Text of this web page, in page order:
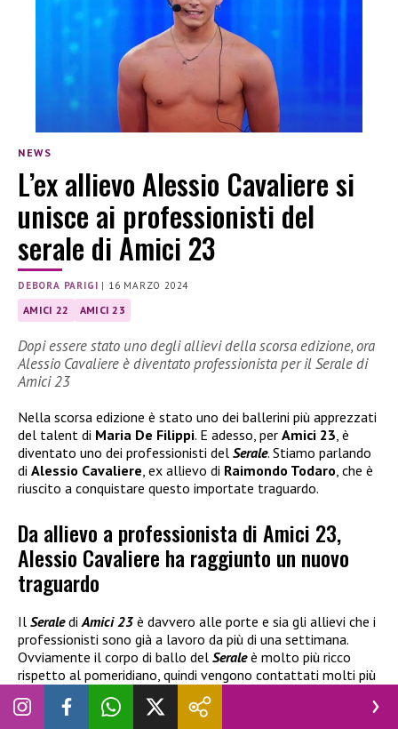
NEWS
L’ex allievo Alessio Cavaliere si
unisce ai professionisti del
serale di Amici 23
DEBORA PARIGI | 16 MARZO 2024
AMICI 22 AMICI 23
Dopi essere stato uno degli allievi della scorsa edizione, ora
Alessio Cavaliere è diventato professionista per il Serale di
Amici 23
Nella scorsa edizione è stato uno dei ballerini più apprezzati
del talent di Maria De Filippi. E adesso, per Amici 23 , è
diventato uno dei professionisti del Serale. Stiamo parlando
di Alessio Cavaliere , ex allievo di Raimondo Todaro , che è
riuscito a conquistare questo importate traguardo.
Da allievo a professionista di Amici 23,
Alessio Cavaliere ha raggiunto un nuovo
traguardo
Il SeralediAmici 23 è davvero alle porte e sia gli allievi che i
professionisti sono già a lavoro da più di una settimana.
Ovviamente il corpo di ballo del Seraleè molto più ricco
rispetto al pomeridiano, quindi vengono contattati molti più
ballerini professionisti per creare un ottimo spettacolo. E
molto spesso troviamo ex volti del talent che nel corso di